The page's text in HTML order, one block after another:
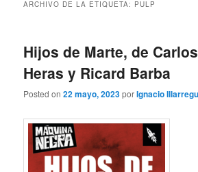
ARCHIVO DE LA ETIQUETA: PULP
Hijos de Marte, de Carlos
Heras y Ricard Barba
Posted on22 mayo, 2023porIgnacio